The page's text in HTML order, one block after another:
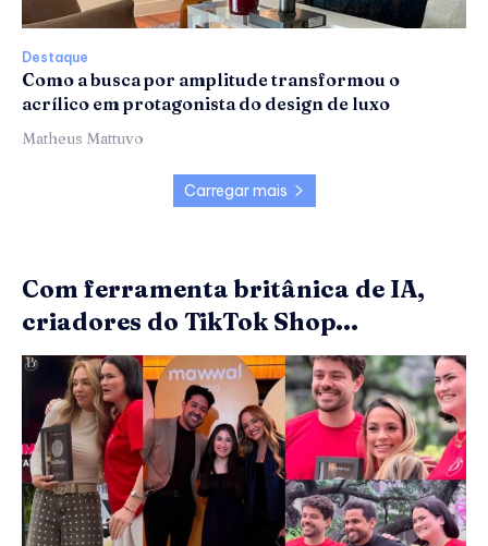
Destaque
Como a busca por amplitude transformou o
acrílico em protagonista do design de luxo
Matheus Mattuvo
Carregar mais
Com ferramenta britânica de IA,
criadores do TikTok Shop...